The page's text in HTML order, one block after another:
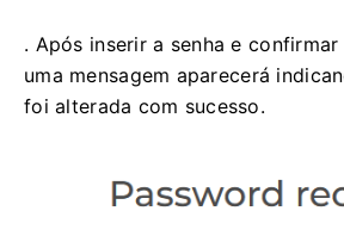
. Após inserir a senha e confirmar
uma mensagem aparecerá
foi alterada com sucesso.